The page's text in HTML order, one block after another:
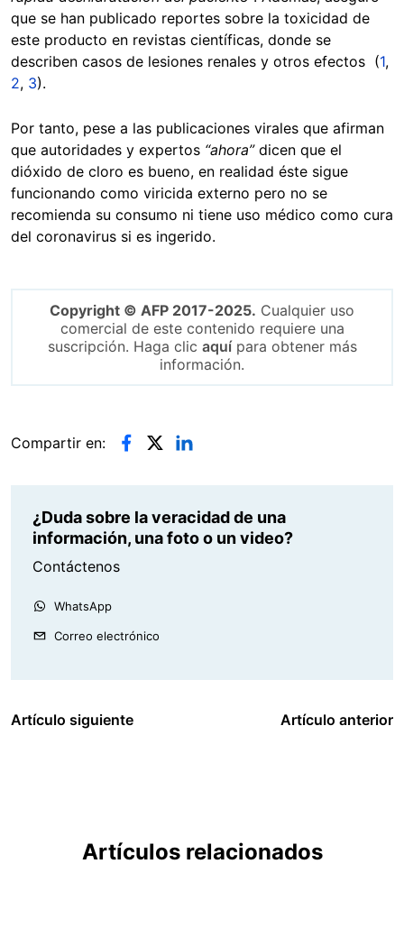
que se han publicado reportes sobre la toxicidad de
este producto en revistas científicas, donde se
describen casos de lesiones renales y otros efectos (1,
2, 3).
Por tanto, pese a las publicaciones virales que afirman
que autoridades y expertos “ahora”dicen que el
dióxido de cloro es bueno, en realidad éste sigue
funcionando como viricida externo pero no se
recomienda su consumo ni tiene uso médico como cura
del coronavirus si es ingerido.
Copyright © AFP 2017-2025. Cualquier uso
comercial de este contenido requiere una
suscripción. Haga clic aquípara obtener más
información.
Compartir en:
¿Duda sobre la veracidad de una
información, una foto o un video?
Contáctenos
WhatsApp
Correo electrónico
Artículo siguiente Artículo anterior
Artículos relacionados